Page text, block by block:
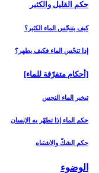
حكم القليل والكثير
كيف يتنجّس الماء الكثير؟
إذا تنجّس الماء فكيف يطهر؟
[أحكام متفرّقة للماء]
تبخير الماء النجس
حكم الماء إذا تطهّر به الإنسان
حكم الشكّ والاشتباه
الوضوء